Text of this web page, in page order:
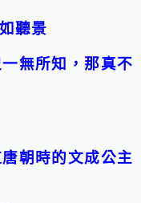
聽景
無所知，那真不
朝時的文成公主